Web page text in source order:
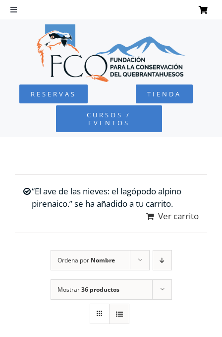
Saltar
Toggle
Navigation
QUEBRANTAHUESOS
FUNDACIÓN
COLABORA
RECURSOS
CONTACTO
RESERVAS TIENDA
CURSOS /
EVENTOS
“El ave de las nieves: el lagópodo alpino
pirenaico.” se ha añadido a tu carrito.
Ver carrito
Ordena por Nombre
Mostrar36 productos